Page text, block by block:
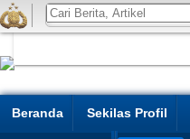
Beranda Sekilas Profil